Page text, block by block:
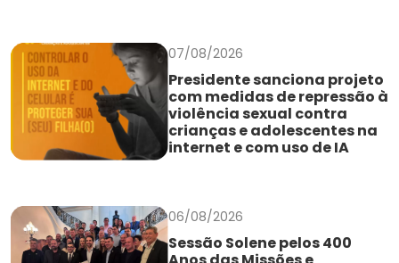
07/08/2026
Presidente sanciona projeto
com medidas de repressão à
violência sexual contra
crianças e adolescentes na
internet e com uso de IA
06/08/2026
Sessão Solene pelos 400